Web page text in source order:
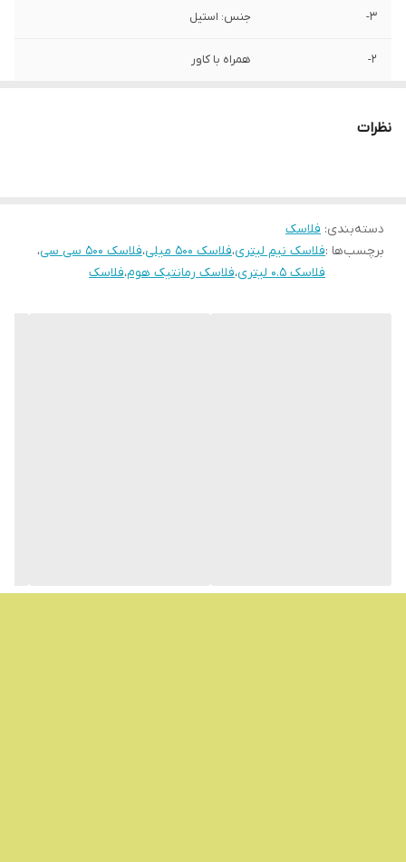
3- جنس: استیل
2- همراه با کاور
نظرات
دسته‌بندی: فلاسک
برچسب‌ها :فلاسک نیم لیتری،فلاسک 500 میلی ،فلاسک 500 سی سی
،
فلاسک 0.5 لیتری
،فلاسک رمانتیک هوم،فلاسک